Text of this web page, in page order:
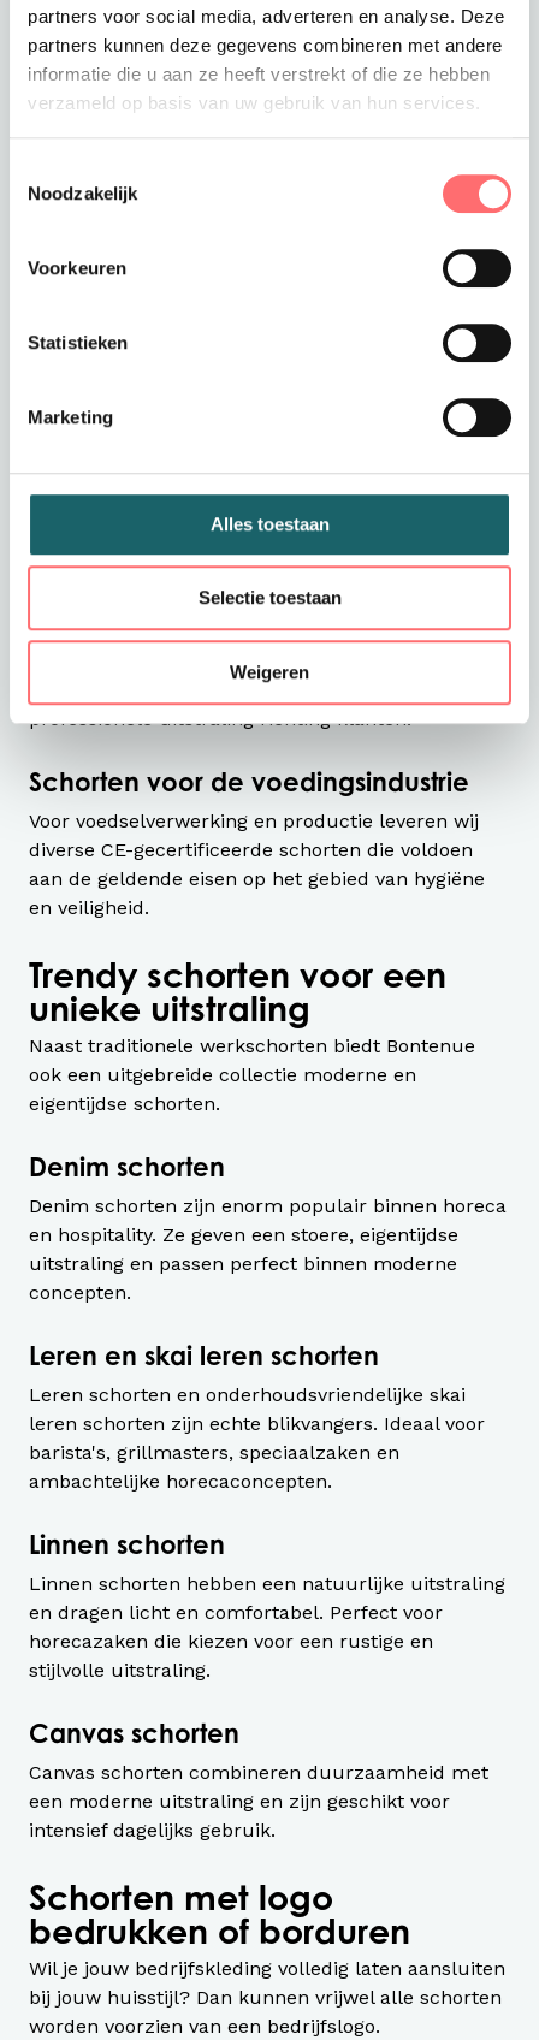
partners voor social media, adverteren en analyse. Deze
partners kunnen deze gegevens combineren met andere
informatie die u aan ze heeft verstrekt of die ze hebben
verzameld op basis van uw gebruik van hun services.
Noodzakelijk
Voorkeuren
Statistieken
Marketing
Alles toestaan
Selectie toestaan
Weigeren
Cafés
Lunchrooms
Cateringbedrijven
barista schorten, wij hebben voor iedere
Zorgschorten
Binnen de zorg zijn hygiëne, comfort en
onderhoudsgemak belangrijk. Onze zorgschorten
zijn ontworpen voor dagelijks gebruik en eenvoudig
te reinigen.
Retail schorten
Voor winkels en servicegerichte bedrijven bieden
wij stijlvolle schorten die bijdragen aan een
professionele uitstraling richting klanten.
Schorten voor de voedingsindustrie
Voor voedselverwerking en productie leveren wij
diverse CE-gecertificeerde schorten die voldoen
aan de geldende eisen op het gebied van hygiëne
en veiligheid.
Trendy schorten voor een
unieke uitstraling
Naast traditionele werkschorten biedt Bontenue
ook een uitgebreide collectie moderne en
eigentijdse schorten.
Denim schorten
Denim schorten zijn enorm populair binnen horeca
en hospitality. Ze geven een stoere, eigentijdse
uitstraling en passen perfect binnen moderne
concepten.
Leren en skai leren schorten
Leren schorten en onderhoudsvriendelijke skai
leren schorten zijn echte blikvangers. Ideaal voor
barista's, grillmasters, speciaalzaken en
ambachtelijke horecaconcepten.
Linnen schorten
Linnen schorten hebben een natuurlijke uitstraling
en dragen licht en comfortabel. Perfect voor
horecazaken die kiezen voor een rustige en
stijlvolle uitstraling.
Canvas schorten
Canvas schorten combineren duurzaamheid met
een moderne uitstraling en zijn geschikt voor
intensief dagelijks gebruik.
Schorten met logo
bedrukken of borduren
Wil je jouw bedrijfskleding volledig laten aansluiten
bij jouw huisstijl? Dan kunnen vrijwel alle schorten
worden voorzien van een bedrijfslogo.